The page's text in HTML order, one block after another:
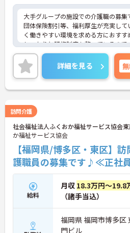
大手グループの施設での介護職の募集
団体保険割引等、福利厚生が充実し
く働きやすい環境を求める方におす
しっかりと研修制度も整っているので
信がない方でもご安心ください☆
ご興味のある方には、面接対策ポイン
に詳細をお話しいたしますのでお気軽
さい！
詳細を見る
訪問介護
社会福祉法人ふくおか福祉サービス協会
か福祉サービス協会
【福岡県/博多区・東区】
護職員の募集です♪≪正社
給料
月収 18.3万円～19.8
（諸手当込）
福岡県 福岡市博多区
門ビル